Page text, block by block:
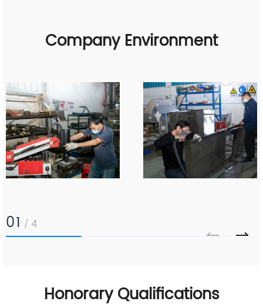
Company Environment
01 / 4
Honorary Qualifications